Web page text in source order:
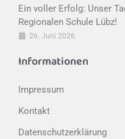
Ein voller Erfolg: Unser
Regionalen Schule Lübz!
26. Juni 2026
Informationen
Impressum
Kontakt
Datenschutzerklärung